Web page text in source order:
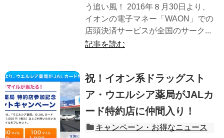
う追い風！ 2016年８月30日より、
イオンの電子マネー「WAON」での
店頭決済サービスが全国のサーク...
記事を読む
祝！イオン系ドラッグスト
ア・ウエルシア薬局がJALカ
ード特約店に仲間入り！
キャンペーン・お得なニュース